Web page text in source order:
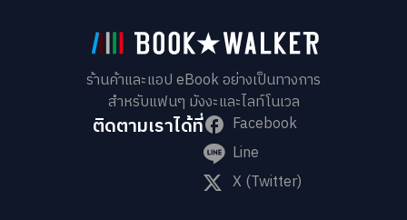
ร้านค้าและแอป eBook อย่างเป็นทางการ
สำหรับแฟนๆ มังงะและไลท์โนเวล
ติดตามเราได้ที่
Facebook
Line
X (Twitter)